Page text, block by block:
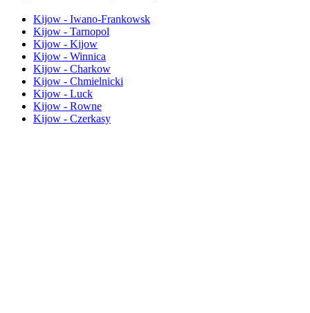
Kijow - Iwano-Frankowsk
Kijow - Tarnopol
Kijow - Kijow
Kijow - Winnica
Kijow - Charkow
Kijow - Chmielnicki
Kijow - Luck
Kijow - Rowne
Kijow - Czerkasy